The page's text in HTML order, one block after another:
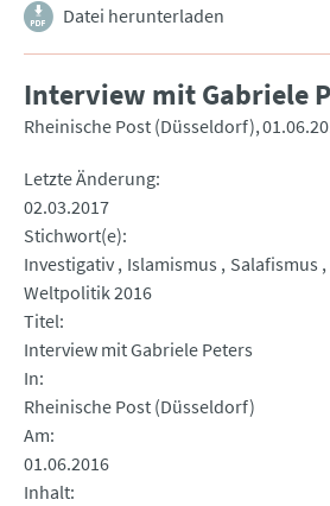
Datei herunterladen
Interview mit Gabriele
Rheinische Post (Düsseldorf)
Letzte Änderung
02.03.2017
Stichwort(e)
Investigativ Islamismus Salafismus
Weltpolitik 2016
Titel
Interview mit Gabriele Peters
In
Rheinische Post (Düsseldorf)
Am
01.06.2016
Inhalt